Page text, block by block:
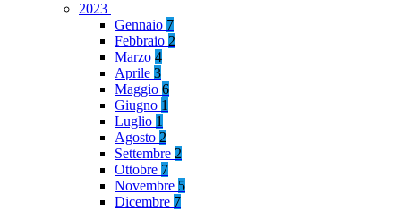
2023
Gennaio 7
Febbraio 2
Marzo 4
Aprile 3
Maggio 6
Giugno 1
Luglio 1
Agosto 2
Settembre 2
Ottobre 7
Novembre 5
Dicembre 7